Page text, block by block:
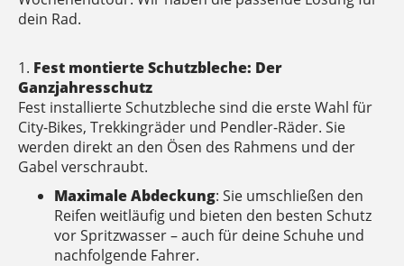
dein Rad.
1. Fest montierte Schutzbleche: Der
Ganzjahresschutz
Fest installierte Schutzbleche sind die erste Wahl für
City-Bikes, Trekkingräder und Pendler-Räder. Sie
werden direkt an den Ösen des Rahmens und der
Gabel verschraubt.
Maximale Abdeckung: Sie umschließen den
Reifen weitläufig und bieten den besten Schutz
vor Spritzwasser – auch für deine Schuhe und
nachfolgende Fahrer.